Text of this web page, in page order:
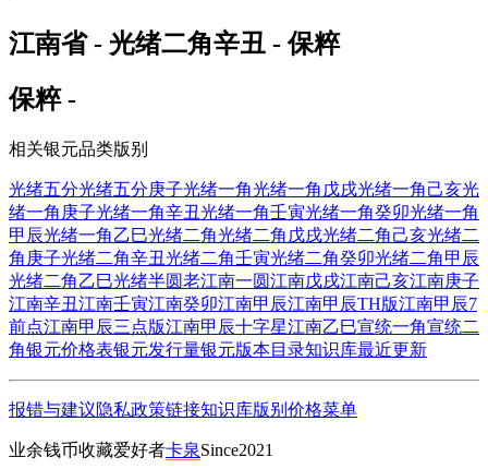
江南省 - 光绪二角辛丑 - 保粹
保粹 -
相关银元品类版别
光绪五分光绪五分庚子光绪一角光绪一角戊戌光绪一角己亥光
绪一角庚子光绪一角辛丑光绪一角壬寅光绪一角癸卯光绪一角
甲辰光绪一角乙巳光绪二角光绪二角戊戌光绪二角己亥光绪二
角庚子光绪二角辛丑光绪二角壬寅光绪二角癸卯光绪二角甲辰
光绪二角乙巳光绪半圆老江南一圆江南戊戌江南己亥江南庚子
江南辛丑江南壬寅江南癸卯江南甲辰江南甲辰TH版江南甲辰7
前点江南甲辰三点版江南甲辰十字星江南乙巳宣统一角宣统二
角银元价格表银元发行量银元版本目录知识库最近更新
报错与建议隐私政策链接知识库版别 价格菜单
业余钱币收藏爱好者卡泉Since2021